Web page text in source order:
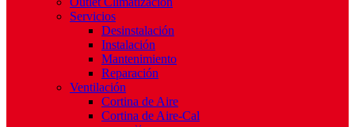
Servicios
Desinstalación
Instalación
Mantenimiento
Reparación
Ventilación
Cortina de Aire
Cortina de Aire-Cal